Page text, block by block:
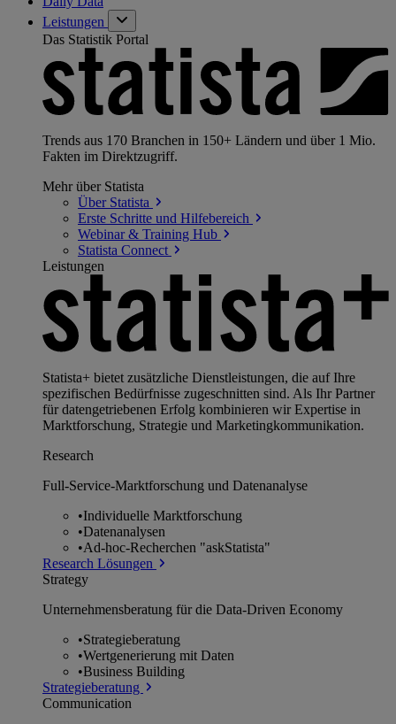
Leistungen
Das Statistik Portal
Trends aus 170 Branchen in 150+ Ländern und über 1 Mio.
Fakten im Direktzugriff.
Mehr über Statista
Über Statista
Erste Schritte und Hilfebereich
Webinar & Training Hub
Statista Connect
Leistungen
Statista+ bietet zusätzliche Dienstleistungen, die auf Ihre
spezifischen Bedürfnisse zugeschnitten sind. Als Ihr Partner
für datengetriebenen Erfolg kombinieren wir Expertise in
Marktforschung, Strategie und Marketingkommunikation.
Research
Full-Service-Marktforschung und Datenanalyse
•Individuelle Marktforschung
•Datenanalysen
•Ad-hoc-Recherchen "askStatista"
Research Lösungen
Strategy
Unternehmens­beratung für die Data-Driven Economy
•Strategieberatung
•Wertgenerierung mit Daten
•Business Building
Strategieberatung
Communication